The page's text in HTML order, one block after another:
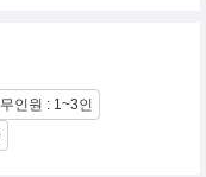
인원 : 1~3인